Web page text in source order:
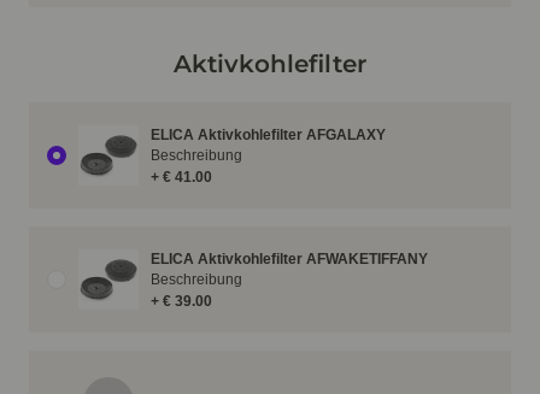
Aktivkohlefilter
ELICA Aktivkohlefilter AFGALAXY
+ € 41.00
Beschreibung
ELICA Aktivkohlefilter AFWAKETIFFANY
+ € 39.00
Beschreibung